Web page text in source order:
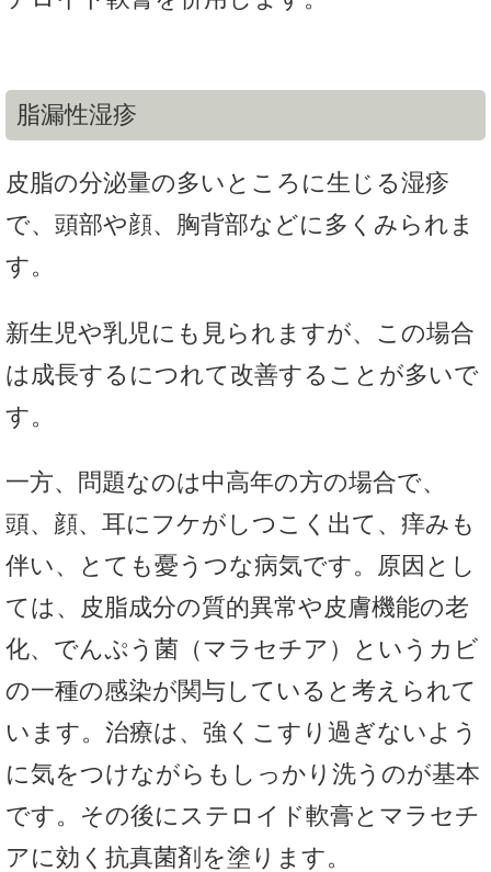
脂漏性湿疹
皮脂の分泌量の多いところに生じる湿疹
で、頭部や顔、胸背部などに多くみられま
す。
新生児や乳児にも見られますが、この場合
は成長するにつれて改善することが多いで
す。
一方、問題なのは中高年の方の場合で、
頭、顔、耳にフケがしつこく出て、痒みも
伴い、とても憂うつな病気です。原因とし
ては、皮脂成分の質的異常や皮膚機能の老
化、でんぷう菌（マラセチア）というカビ
の一種の感染が関与していると考えられて
います。治療は、強くこすり過ぎないよう
に気をつけながらもしっかり洗うのが基本
です。その後にステロイド軟膏とマラセチ
アに効く抗真菌剤を塗ります。